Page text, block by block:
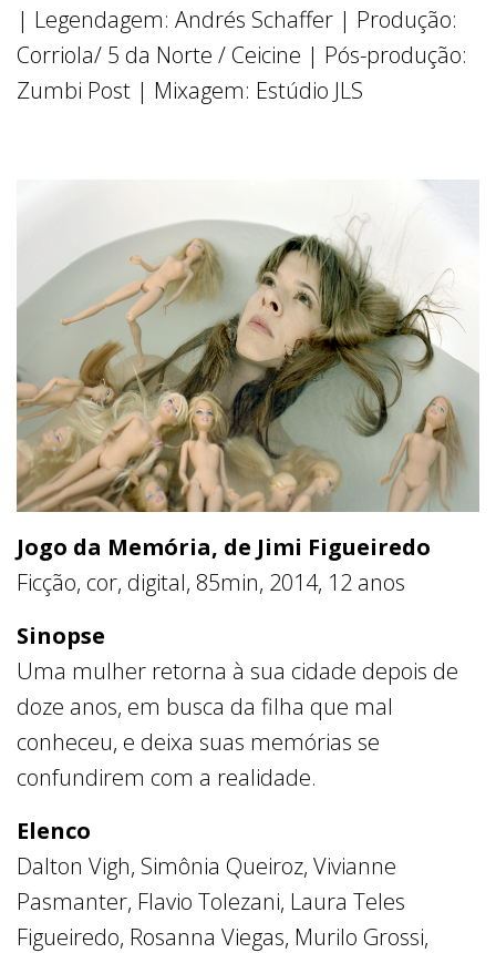
| Legendagem: Andrés Schaffer | Produção:
Corriola/ 5 da Norte / Ceicine | Pós-produção:
Zumbi Post | Mixagem: Estúdio JLS
Jogo da Memória, de Jimi Figueiredo
Ficção, cor, digital, 85min, 2014, 12 anos
Sinopse
Uma mulher retorna à sua cidade depois de
doze anos, em busca da filha que mal
conheceu, e deixa suas memórias se
confundirem com a realidade.
Elenco
Dalton Vigh, Simônia Queiroz, Vivianne
Pasmanter, Flavio Tolezani, Laura Teles
Figueiredo, Rosanna Viegas, Murilo Grossi,